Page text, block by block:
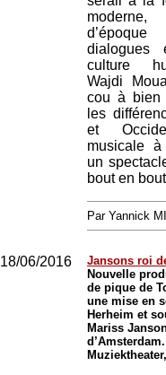
dialogues
culture
Wajdi
cou à bien
les
et
musicale à
un
bout en
Par Yannick
18/06/2016
Jansons roi
Nouvelle
de pique de
une mise en
Herheim et
Mariss
d’Amsterdam.